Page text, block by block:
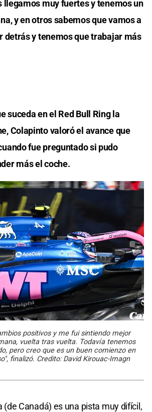
llegamos muy fuertes y tenemos un
y en otros sabemos que vamos a
detrás y tenemos que trabajar más
suceda en el Red Bull Ring la
Colapinto valoró el avance que
fue preguntado si pudo
más el coche.
positivos y me fui sintiendo mejor
vuelta tras vuelta. Todavía tenemos
pero creo que es un buen comienzo en
finalizó. Credito: David Kirouac-Imagn
(de Canadá) es una pista muy difícil,